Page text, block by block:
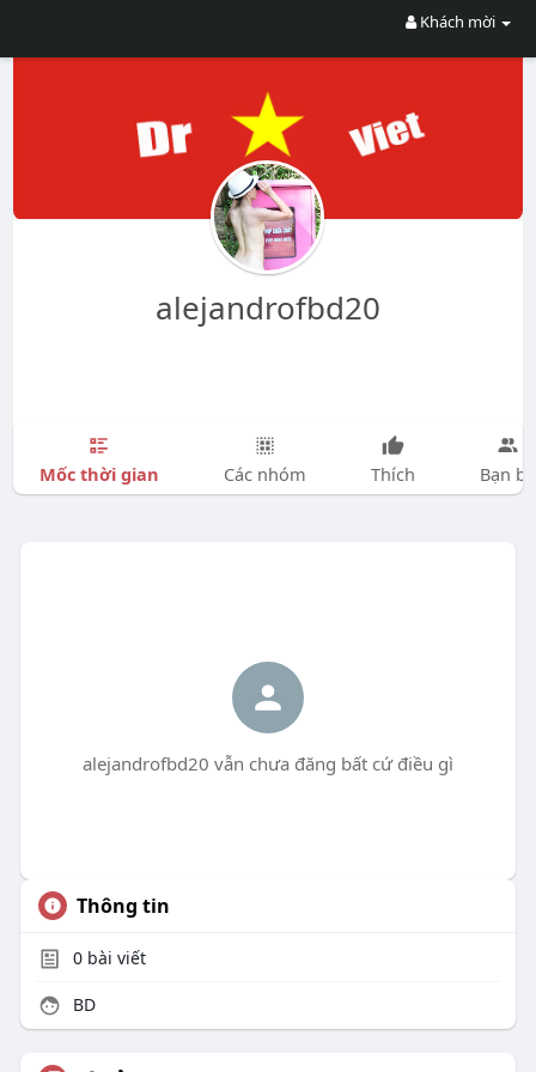
Khách mời
alejandrofbd20
Mốc thời gian Các nhóm Thích Bạn bè
alejandrofbd20 vẫn chưa đăng bất cứ điều gì
Thông tin
0bài viết
BD